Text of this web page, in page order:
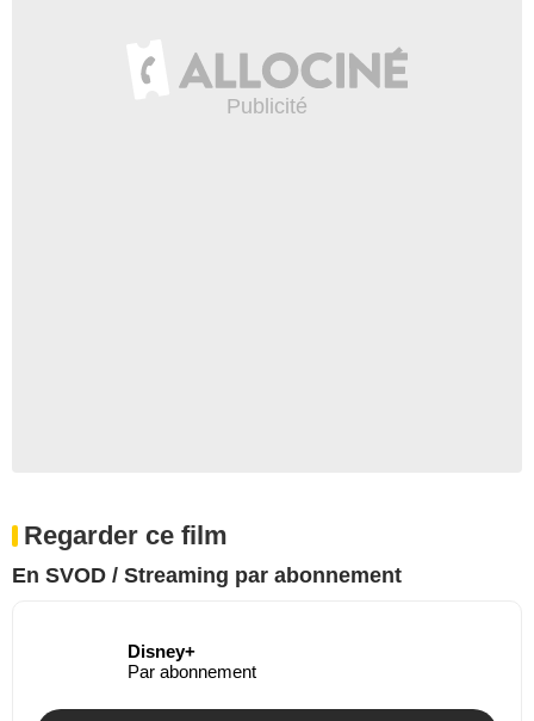
Regarder ce film
En SVOD / Streaming par abonnement
Disney+
Par abonnement